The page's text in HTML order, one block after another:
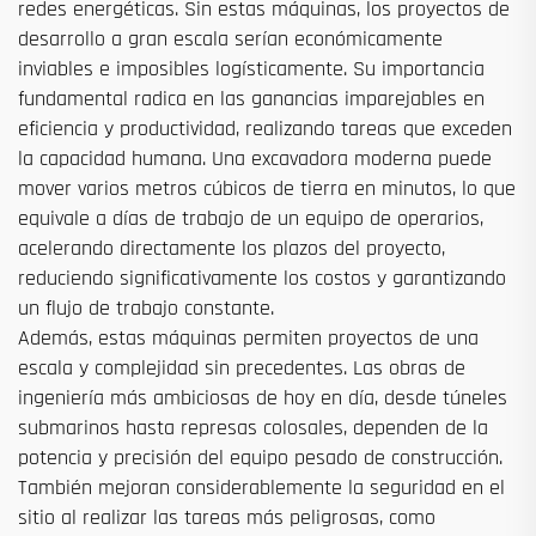
redes energéticas. Sin estas máquinas, los proyectos de
desarrollo a gran escala serían económicamente
inviables e imposibles logísticamente. Su importancia
fundamental radica en las ganancias imparejables en
eficiencia y productividad, realizando tareas que exceden
la capacidad humana. Una excavadora moderna puede
mover varios metros cúbicos de tierra en minutos, lo que
equivale a días de trabajo de un equipo de operarios,
acelerando directamente los plazos del proyecto,
reduciendo significativamente los costos y garantizando
un flujo de trabajo constante.
Además, estas máquinas permiten proyectos de una
escala y complejidad sin precedentes. Las obras de
ingeniería más ambiciosas de hoy en día, desde túneles
submarinos hasta represas colosales, dependen de la
potencia y precisión del equipo pesado de construcción.
También mejoran considerablemente la seguridad en el
sitio al realizar las tareas más peligrosas, como